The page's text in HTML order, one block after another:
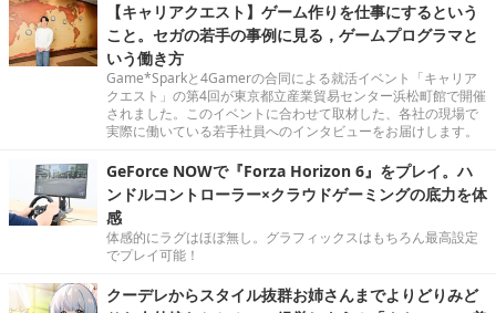
【キャリアクエスト】ゲーム作りを仕事にするという
こと。セガの若手の事例に見る，ゲームプログラマと
いう働き方
Game*Sparkと4Gamerの合同による就活イベント「キャリア
クエスト」の第4回が東京都立産業貿易センター浜松町館で開催
されました。このイベントに合わせて取材した、各社の現場で
実際に働いている若手社員へのインタビューをお届けします。
GeForce NOWで『Forza Horizon 6』をプレイ。ハ
ンドルコントローラー×クラウドゲーミングの底力を体
感
体感的にラグはほぼ無し。グラフィックスはもちろん最高設定
でプレイ可能！
クーデレからスタイル抜群お姉さんまでよりどりみど